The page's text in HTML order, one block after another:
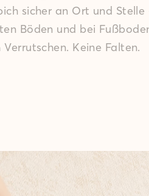
sicher an Ort und
Böden und bei
Verrutschen. Keine Falten.